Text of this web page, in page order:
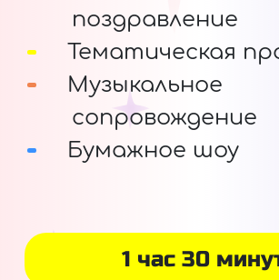
поздравление
Тематическая
Музыкальное
сопровождение
Бумажное шоу
1 час 30